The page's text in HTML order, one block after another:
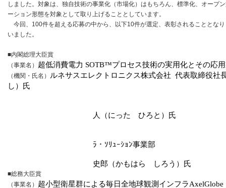
しました。対象は、独自技術の事業化（市場化）はもちろん、標準化、オープ
ーション形態を対象として取り上げることとしています。
今回、100件を超える応募の中から、以下10件が選定、表彰されることとな
いました。
■内閣総理大臣賞
（事業名） 超低消費電力 SOTB™プロセス技術の実用化とその応
（機関・氏名） ルネサスエレクトロニクス株式会社 代表取締役社
し）氏
人（にった ひろと）氏
ﾗ・ｿﾘｭｰｼｮﾝ事業部
史郎（かもはら しろう）氏
■総務大臣賞
（事業名） 超小型衛星群による毎日全地球観測インフラAxelGlobe